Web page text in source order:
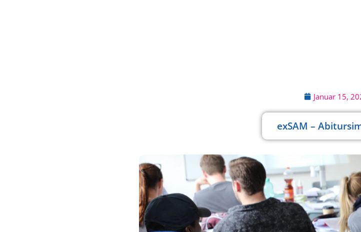
Januar 15,
exSAM –